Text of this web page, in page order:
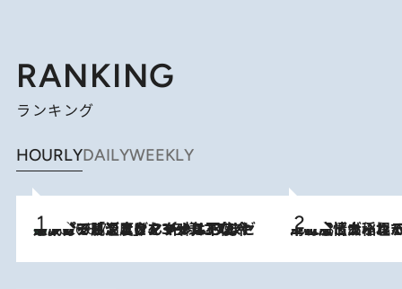
RANKING
ランキング
HOURLYDAILYWEEKLY
2026.8.7
メントールやエタノールは不使用。ピジョンより、マイルドな冷感成分で肌温度をマイナス3℃まで下げる「ごきげんクール ひんやりアクアミスト」を3名様にプレゼント 2026.8.5
下町風情あふれる台北屈指の人気エリア・大稲埕でセンスのいい台湾土産《ヴ